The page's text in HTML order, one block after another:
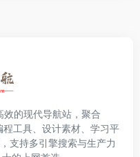
的现代导航站，聚合
工具、设计素材、学习平
支持多引擎搜索与生产力